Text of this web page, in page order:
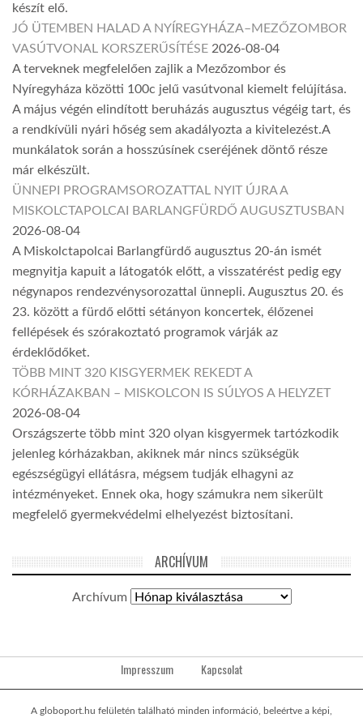
készít elő.
JÓ ÜTEMBEN HALAD A NYÍREGYHÁZA–MEZŐZOMBOR
VASÚTVONAL KORSZERŰSÍTÉSE 2026-08-04
A terveknek megfelelően zajlik a Mezőzombor és
Nyíregyháza közötti 100c jelű vasútvonal kiemelt felújítása.
A május végén elindított beruházás augusztus végéig tart, és
a rendkívüli nyári hőség sem akadályozta a kivitelezést.A
munkálatok során a hosszúsínek cseréjének döntő része
már elkészült.
ÜNNEPI PROGRAMSOROZATTAL NYIT ÚJRA A
MISKOLCTAPOLCAI BARLANGFÜRDŐ AUGUSZTUSBAN
2026-08-04
A Miskolctapolcai Barlangfürdő augusztus 20-án ismét
megnyitja kapuit a látogatók előtt, a visszatérést pedig egy
négynapos rendezvénysorozattal ünnepli. Augusztus 20. és
23. között a fürdő előtti sétányon koncertek, élőzenei
fellépések és szórakoztató programok várják az
érdeklődőket.
TÖBB MINT 320 KISGYERMEK REKEDT A
KÓRHÁZAKBAN – MISKOLCON IS SÚLYOS A HELYZET
2026-08-04
Országszerte több mint 320 olyan kisgyermek tartózkodik
jelenleg kórházakban, akiknek már nincs szükségük
egészségügyi ellátásra, mégsem tudják elhagyni az
intézményeket. Ennek oka, hogy számukra nem sikerült
megfelelő gyermekvédelmi elhelyezést biztosítani.
ARCHÍVUM
Archívum
Impresszum Kapcsolat
A globoport.hu felületén található minden információ, beleértve a képi,